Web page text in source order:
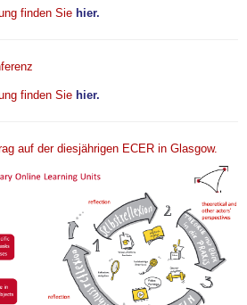
finden Sie hier.
finden Sie hier.
auf der diesjährigen ECER in Glasgow.